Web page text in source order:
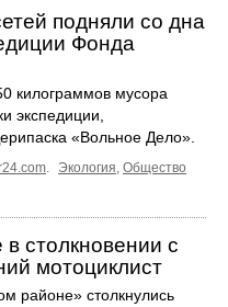
подняли со дна
Фонда
килограммов мусора
экспедиции,
«Вольное Дело».
. Экология, Общество
столкновении с
мотоциклист
районе» столкнулись